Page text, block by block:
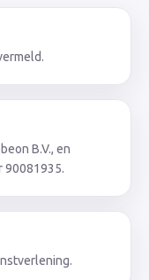
B.V., en
90081935.